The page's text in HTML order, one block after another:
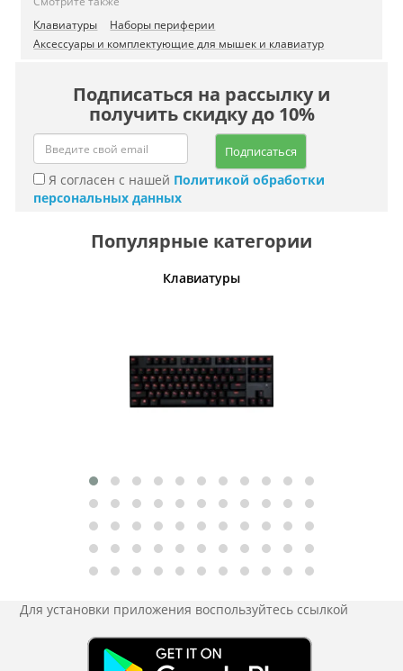
Клавиатуры
Наборы периферии
Аксессуары и комплектующие для мышек и клавиатур
Подписаться на рассылку и
получить скидку до 10%
Подписаться
Я согласен с нашей Политикой обработки
персональных данных
Популярные категории
Клавиатуры
Для установки приложения воспользуйтесь ссылкой